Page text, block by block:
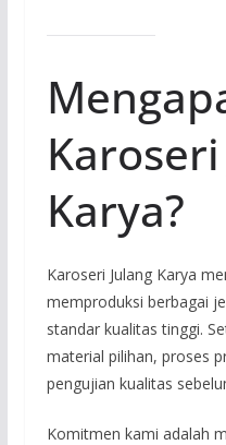
Karya?
Karoseri Julang Karya
memproduksi berbagai
standar kualitas tinggi.
material pilihan, proses
pengujian kualitas
Komitmen kami adalah